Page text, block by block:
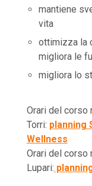
mantiene
vita
ottimizza la
migliora le
migliora lo
Orari del corso
Torri: planning
Wellness
Orari del corso
Lupari: